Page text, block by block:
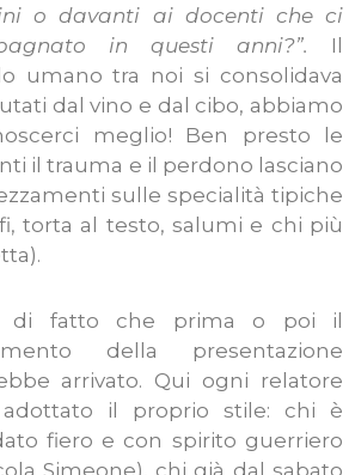
o davanti ai docenti che ci
in questi anni?”. Il
umano tra noi si consolidava
dal vino e dal cibo, abbiamo
meglio! Ben presto le
il trauma e il perdono lasciano
sulle specialità tipiche
torta al testo, salumi e chi più
di fatto che prima o poi il
della presentazione
arrivato. Qui ogni relatore
adottato il proprio stile: chi è
fiero e con spirito guerriero